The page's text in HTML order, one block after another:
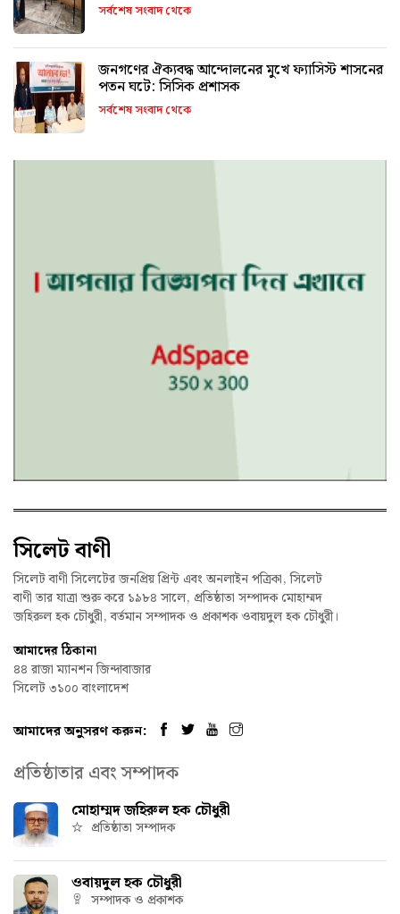
সর্বশেষ সংবাদ থেকে
জনগণের ঐক্যবদ্ধ আন্দোলনের মুখে ফ্যাসিস্ট শাসনের
পতন ঘটে: সিসিক প্রশাসক
সর্বশেষ সংবাদ থেকে
সিলেট বাণী
সিলেট বাণী সিলেটের জনপ্রিয় প্রিন্ট এবং অনলাইন পত্রিকা, সিলেট
বাণী তার যাত্রা শুরু করে ১৯৮৪ সালে, প্রতিষ্ঠাতা সম্পাদক মোহাম্মদ
জহিরুল হক চৌধুরী, বর্তমান সম্পাদক ও প্রকাশক ওবায়দুল হক চৌধুরী।
আমাদের ঠিকানা
৪৪ রাজা ম্যানশন জিন্দাবাজার
সিলেট ৩১০০ বাংলাদেশ
আমাদের অনুসরণ করুন:
প্রতিষ্ঠাতার এবং সম্পাদক
মোহাম্মদ জহিরুল হক চৌধুরী
প্রতিষ্ঠাতা সম্পাদক
ওবায়দুল হক চৌধুরী
সম্পাদক ও প্রকাশক